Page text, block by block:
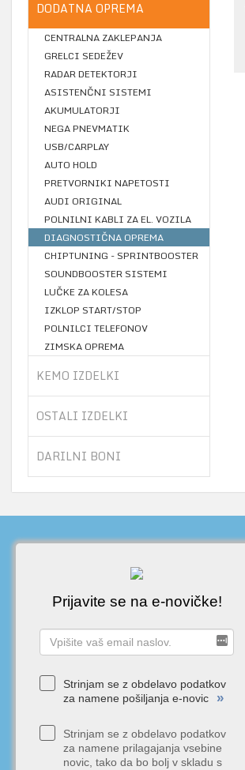
DODATNA OPREMA
CENTRALNA ZAKLEPANJA
GRELCI SEDEŽEV
RADAR DETEKTORJI
ASISTENČNI SISTEMI
AKUMULATORJI
NEGA PNEVMATIK
USB/CARPLAY
AUTO HOLD
PRETVORNIKI NAPETOSTI
AUDI ORIGINAL
POLNILNI KABLI ZA EL. VOZILA
DIAGNOSTIČNA OPREMA
CHIPTUNING - SPRINTBOOSTER
SOUNDBOOSTER SISTEMI
LUČKE ZA KOLESA
IZKLOP START/STOP
POLNILCI TELEFONOV
ZIMSKA OPREMA
KEMO IZDELKI
OSTALI IZDELKI
DARILNI BONI
Prijavite se na e-novičke!
Strinjam se z obdelavo podatkov
za namene pošiljanja e-novic
»
Strinjam se z obdelavo podatkov
za namene prilagajanja vsebine
novic, tako da bo bolj v skladu s